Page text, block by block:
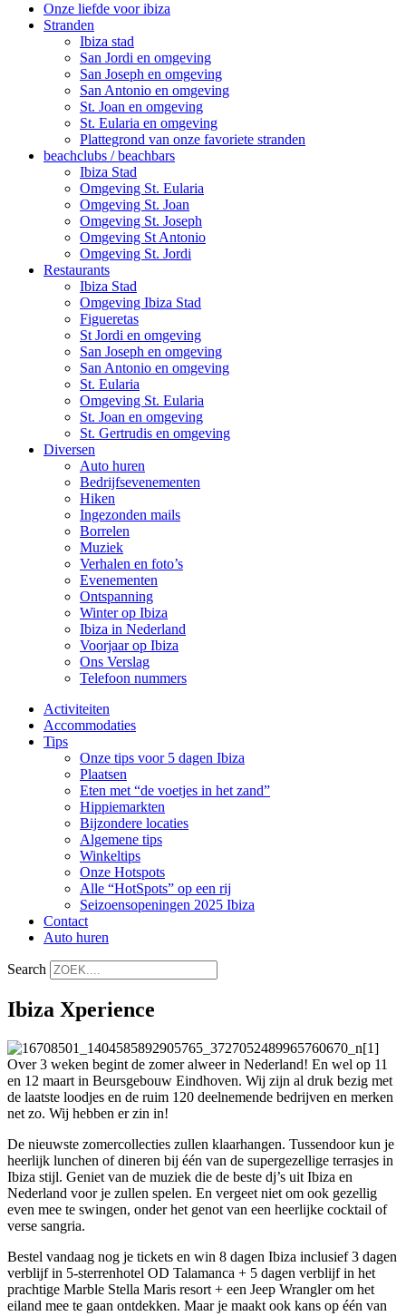
Onze liefde voor ibiza
Stranden
Ibiza stad
San Jordi en omgeving
San Joseph en omgeving
San Antonio en omgeving
St. Joan en omgeving
St. Eularia en omgeving
Plattegrond van onze favoriete stranden
beachclubs / beachbars
Ibiza Stad
Omgeving St. Eularia
Omgeving St. Joan
Omgeving St. Joseph
Omgeving St Antonio
Omgeving St. Jordi
Restaurants
Ibiza Stad
Omgeving Ibiza Stad
Figueretas
St Jordi en omgeving
San Joseph en omgeving
San Antonio en omgeving
St. Eularia
Omgeving St. Eularia
St. Joan en omgeving
St. Gertrudis en omgeving
Diversen
Auto huren
Bedrijfsevenementen
Hiken
Ingezonden mails
Borrelen
Muziek
Verhalen en foto’s
Evenementen
Ontspanning
Winter op Ibiza
Ibiza in Nederland
Voorjaar op Ibiza
Ons Verslag
Telefoon nummers
Activiteiten
Accommodaties
Tips
Onze tips voor 5 dagen Ibiza
Plaatsen
Eten met “de voetjes in het zand”
Hippiemarkten
Bijzondere locaties
Algemene tips
Winkeltips
Onze Hotspots
Alle “HotSpots” op een rij
Seizoensopeningen 2025 Ibiza
Contact
Auto huren
Search
Ibiza Xperience
Over 3 weken begint de zomer alweer in Nederland! En wel op 11
en 12 maart in Beursgebouw Eindhoven. Wij zijn al druk bezig met
de laatste loodjes en de ruim 120 deelnemende bedrijven en merken
net zo. Wij hebben er zin in!
De nieuwste zomercollecties zullen klaarhangen. Tussendoor kun je
heerlijk lunchen of dineren bij één van de supergezellige terrasjes in
Ibiza stijl. Geniet van de muziek die de beste dj’s uit Ibiza en
Nederland voor je zullen spelen. En vergeet niet om ook gezellig
even mee te swingen, onder het genot van een heerlijke cocktail of
verse sangria.
Bestel vandaag nog je tickets en win 8 dagen Ibiza inclusief 3 dagen
verblijf in 5-sterrenhotel OD Talamanca + 5 dagen verblijf in het
prachtige Marble Stella Maris resort + een Jeep Wrangler om het
eiland mee te gaan ontdekken. Maar je maakt ook kans op één van